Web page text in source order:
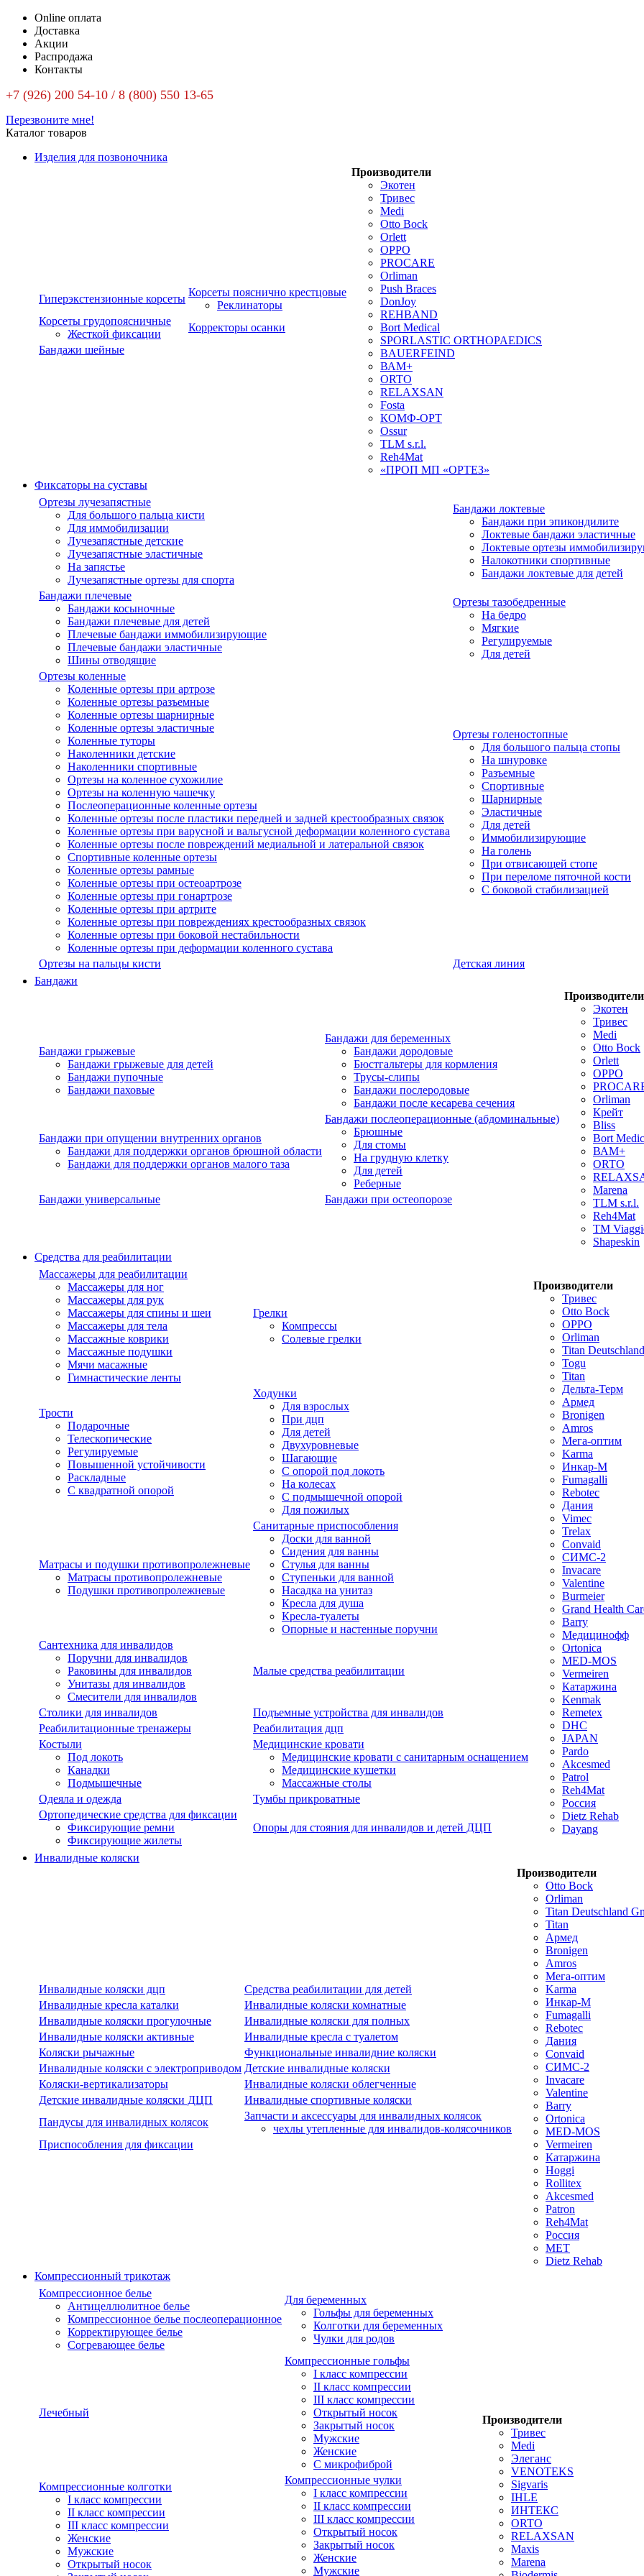
Online оплата
Доставка
Акции
Распродажа
Контакты
+7 (926) 200 54-10 / 8 (800) 550 13-65
Перезвоните мне!
Каталог товаров
Изделия для позвоночника
Гиперэкстензионные корсеты
Корсеты пояснично крестцовые
Реклинаторы
Корсеты грудопоясничные
Жесткой фиксации
Корректоры осанки
Бандажи шейные
Производители
Экотен
Тривес
Medi
Otto Bock
Orlett
OPPO
PROCARE
Orliman
Push Braces
DonJoy
REHBAND
Bort Medical
SPORLASTIC ORTHOPAEDICS
BAUERFEIND
ВАМ+
ORTO
RELAXSAN
Fosta
КОМФ-ОРТ
Ossur
TLM s.r.l.
Reh4Mat
«ПРОП МП «ОРТЕЗ»
Фиксаторы на суставы
Ортезы лучезапястные
Для большого пальца кисти
Для иммобилизации
Лучезапястные детские
Лучезапястные эластичные
На запястье
Лучезапястные ортезы для спорта
Бандажи локтевые
Бандажи при эпикондилите
Локтевые бандажи эластичные
Локтевые ортезы
Налокотники спортивные
Бандажи локтевые для детей
Бандажи плечевые
Бандажи косыночные
Бандажи плечевые для детей
Плечевые бандажи иммобилизирующие
Плечевые бандажи эластичные
Шины отводящие
Ортезы тазобедренные
На бедро
Мягкие
Регулируемые
Для детей
Ортезы коленные
Коленные ортезы при артрозе
Коленные ортезы разъемные
Коленные ортезы шарнирные
Коленные ортезы эластичные
Коленные туторы
Наколенники детские
Наколенники спортивные
Ортезы на коленное сухожилие
Ортезы на коленную чашечку
Послеоперационные коленные ортезы
Коленные ортезы после пластики передней и задней крестообразных связок
Коленные ортезы при варусной и вальгусной деформации коленного сустава
Коленные ортезы после повреждений медиальной и латеральной связок
Спортивные коленные ортезы
Коленные ортезы рамные
Коленные ортезы при остеоартрозе
Коленные ортезы при гонартрозе
Коленные ортезы при артрите
Коленные ортезы при повреждениях крестообразных связок
Коленные ортезы при боковой нестабильности
Коленные ортезы при деформации коленного сустава
Ортезы голеностопные
Для большого пальца стопы
На шнуровке
Разъемные
Спортивные
Шарнирные
Эластичные
Для детей
Иммобилизирующие
На голень
При отвисающей стопе
При переломе пяточной кости
С боковой стабилизацией
Ортезы на пальцы кисти
Детская линия
Бандажи
Бандажи грыжевые
Бандажи грыжевые для детей
Бандажи пупочные
Бандажи паховые
Бандажи для беременных
Бандажи дородовые
Бюстгальтеры для кормления
Трусы-слипы
Бандажи послеродовые
Бандажи после кесарева сечения
Бандажи при опущении внутренних органов
Бандажи для поддержки органов брюшной области
Бандажи для поддержки органов малого таза
Бандажи послеоперационные (абдоминальные)
Брюшные
Для стомы
На грудную клетку
Для детей
Реберные
Бандажи универсальные
Бандажи при остеопорозе
Производители
Экотен
Тривес
Medi
Otto Bock
Orlett
OPPO
Orliman
Крейт
Bliss
Bort
ВАМ+
ORTO
Marena
TLM s.r.l.
Reh4Mat
TM
Shapeskin
Средства для реабилитации
Массажеры для реабилитации
Массажеры для ног
Массажеры для рук
Массажеры для спины и шеи
Массажеры для тела
Массажные коврики
Массажные подушки
Мячи масажные
Гимнастические ленты
Грелки
Компрессы
Солевые грелки
Трости
Подарочные
Телескопические
Регулируемые
Повышенной устойчивости
Раскладные
С квадратной опорой
Ходунки
Для взрослых
При дцп
Для детей
Двухуровневые
Шагающие
С опорой под локоть
На колесах
С подмышечной опорой
Для пожилых
Матрасы и подушки противопролежневые
Матрасы противопролежневые
Подушки противопролежневые
Санитарные приспособления
Доски для ванной
Сидения для ванны
Стулья для ванны
Ступеньки для ванной
Насадка на унитаз
Кресла для душа
Кресла-туалеты
Опорные и настенные поручни
Сантехника для инвалидов
Поручни для инвалидов
Раковины для инвалидов
Унитазы для инвалидов
Смесители для инвалидов
Малые средства реабилитации
Столики для инвалидов
Подъемные устройства для инвалидов
Реабилитационные тренажеры
Реабилитация дцп
Костыли
Под локоть
Канадки
Подмышечные
Медицинские кровати
Медицинские кровати с санитарным оснащением
Медицинские кушетки
Массажные столы
Одеяла и одежда
Тумбы прикроватные
Ортопедические средства для фиксации
Фиксирующие ремни
Фиксирующие жилеты
Опоры для стояния для инвалидов и детей ДЦП
Производители
Тривес
Otto Bock
OPPO
Orliman
Titan
Togu
Titan
Дельта-Терм
Армед
Bronigen
Amros
Мега-оптим
Karma
Инкар-М
Fumagalli
Rebotec
Дания
Vimec
Trelax
Convaid
СИМС-2
Invacare
Valentine
Burmeier
Grand Health
Barry
Медицинофф
Ortonica
MED-MOS
Vermeiren
Катаржина
Kenmak
Remetex
DHC
JAPAN
Pardo
Akcesmed
Patrol
Reh4Mat
Россия
Dietz Rehab
Dayang
Инвалидные коляски
Инвалидные коляски дцп
Средства реабилитации для детей
Инвалидные кресла каталки
Инвалидные коляски комнатные
Инвалидные коляски прогулочные
Инвалидные коляски для полных
Инвалидные коляски активные
Инвалидные кресла с туалетом
Коляски рычажные
Функциональные инвалидние коляски
Инвалидные коляски с электроприводом Детские инвалидные коляски
Коляски-вертикализаторы
Инвалидные коляски облегченные
Детские инвалидные коляски ДЦП
Инвалидные спортивные коляски
Пандусы для инвалидных колясок
Запчасти и аксессуары для инвалидных колясок
чехлы утепленные для инвалидов-колясочников
Приспособления для фиксации
Производители
Otto Bock
Orliman
Titan Deutschland
Titan
Армед
Bronigen
Amros
Мега-оптим
Karma
Инкар-М
Fumagalli
Rebotec
Дания
Convaid
СИМС-2
Invacare
Valentine
Barry
Ortonica
MED-MOS
Vermeiren
Катаржина
Hoggi
Rollitex
Akcesmed
Patron
Reh4Mat
Россия
МЕТ
Dietz Rehab
Компрессионный трикотаж
Компрессионное белье
Антицеллюлитное белье
Компрессионное белье послеоперационное
Корректирующее белье
Согревающее белье
Для беременных
Гольфы для беременных
Колготки для беременных
Чулки для родов
Лечебный
Компрессионные гольфы
I класс компрессии
II класс компрессии
III класс компрессии
Открытый носок
Закрытый носок
Мужские
Женские
С микрофиброй
Компрессионные колготки
I класс компрессии
II класс компрессии
III класс компрессии
Женские
Мужские
Открытый носок
Компрессионные чулки
I класс компрессии
II класс компрессии
III класс компрессии
Открытый носок
Закрытый носок
Женские
Мужские
Производители
Тривес
Medi
Элеганс
VENOTEKS
Sigvaris
IHLE
ИНТЕКС
ORTO
RELAXSAN
Maxis
Marena